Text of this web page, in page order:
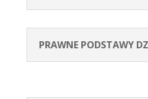
PRAWNE PODSTAWY